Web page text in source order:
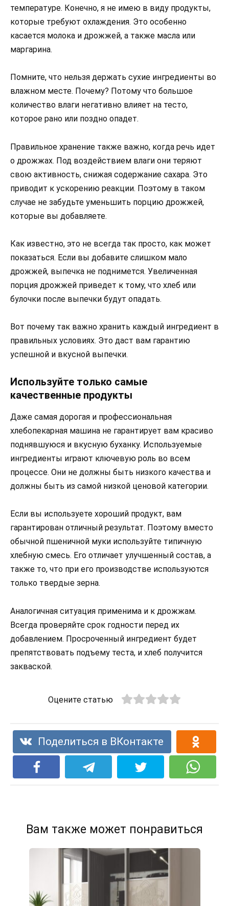
температуре. Конечно, я не имею в виду продукты,
которые требуют охлаждения. Это особенно
касается молока и дрожжей, а также масла или
маргарина.
Помните, что нельзя держать сухие ингредиенты во
влажном месте. Почему? Потому что большое
количество влаги негативно влияет на тесто,
которое рано или поздно опадет.
Правильное хранение также важно, когда речь идет
о дрожжах. Под воздействием влаги они теряют
свою активность, снижая содержание сахара. Это
приводит к ускорению реакции. Поэтому в таком
случае не забудьте уменьшить порцию дрожжей,
которые вы добавляете.
Как известно, это не всегда так просто, как может
показаться. Если вы добавите слишком мало
дрожжей, выпечка не поднимется. Увеличенная
порция дрожжей приведет к тому, что хлеб или
булочки после выпечки будут опадать.
Вот почему так важно хранить каждый ингредиент в
правильных условиях. Это даст вам гарантию
успешной и вкусной выпечки.
Используйте только самые
качественные продукты
Даже самая дорогая и профессиональная
хлебопекарная машина не гарантирует вам красиво
поднявшуюся и вкусную буханку. Используемые
ингредиенты играют ключевую роль во всем
процессе. Они не должны быть низкого качества и
должны быть из самой низкой ценовой категории.
Если вы используете хороший продукт, вам
гарантирован отличный результат. Поэтому вместо
обычной пшеничной муки используйте типичную
хлебную смесь. Его отличает улучшенный состав, а
также то, что при его производстве используются
только твердые зерна.
Аналогичная ситуация применима и к дрожжам.
Всегда проверяйте срок годности перед их
добавлением. Просроченный ингредиент будет
препятствовать подъему теста, и хлеб получится
закваской.
Оцените статью
Поделиться в ВКонтакте
Вам также может понравиться